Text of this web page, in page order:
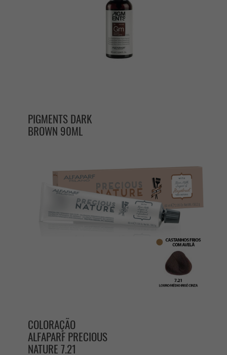
PIGMENTS DARK
BROWN 90ML
COLORAÇÃO
ALFAPARF PRECIOUS
NATURE 7.21